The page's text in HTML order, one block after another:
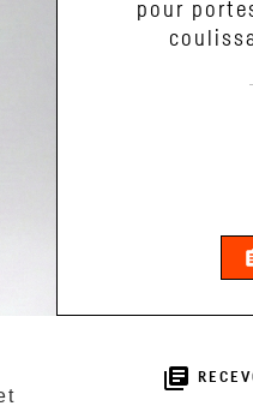
pour
library_books